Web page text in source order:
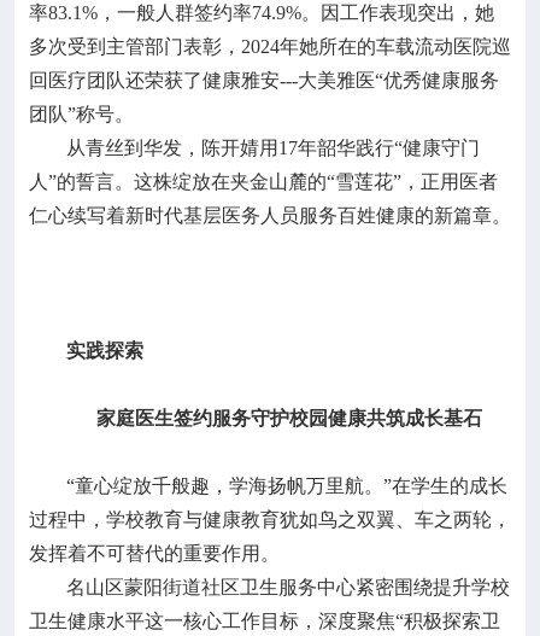
率83.1%，一般人群签约率74.9%。因工作表现突出，她
多次受到主管部门表彰，2024年她所在的车载流动医院巡
回医疗团队还荣获了健康雅安---大美雅医“优秀健康服务
团队”称号。
从青丝到华发，陈开婧用17年韶华践行“健康守门
人”的誓言。这株绽放在夹金山麓的“雪莲花”，正用医者
仁心续写着新时代基层医务人员服务百姓健康的新篇章。
实践探索
家庭医生签约服务守护校园健康共筑成长基石
“童心绽放千般趣，学海扬帆万里航。”在学生的成长
过程中，学校教育与健康教育犹如鸟之双翼、车之两轮，
发挥着不可替代的重要作用。
名山区蒙阳街道社区卫生服务中心紧密围绕提升学校
卫生健康水平这一核心工作目标，深度聚焦“积极探索卫